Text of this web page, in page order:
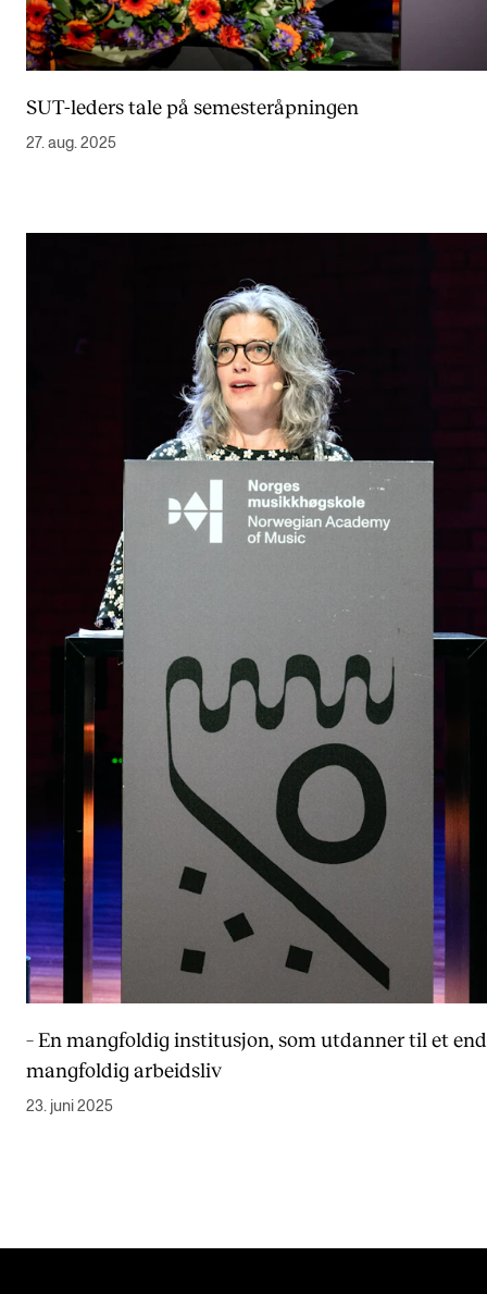
SUT-leders tale på semesteråpningen
27. aug. 2025
– En mangfoldig institusjon, som utdanner til et
mangfoldig arbeidsliv
23. juni 2025